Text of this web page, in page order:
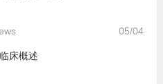
05/04
床概述